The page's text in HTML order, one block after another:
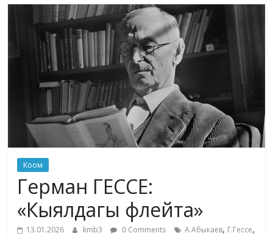
маданияты
жана
адабияты
Коом
Герман ГЕССЕ:
«Кыялдагы флейта»
13.01.2026 kmb3 0 Comments А.Абыкаев, Г.Гессе,